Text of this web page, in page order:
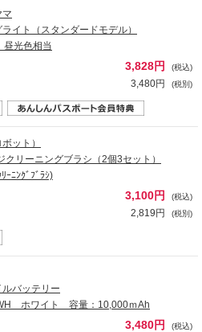
マ
イト（スタンダードモデル）
光色相当
3,828円 (税込)
3,480円 (税別)
ット）
リーニングブラシ（2個3セット）
ｰﾆﾝｸﾞﾌﾞﾗｼ)
3,100円 (税込)
2,819円 (税別)
バッテリー
ホワイト 容量：10,000ｍAh
3,480円 (税込)